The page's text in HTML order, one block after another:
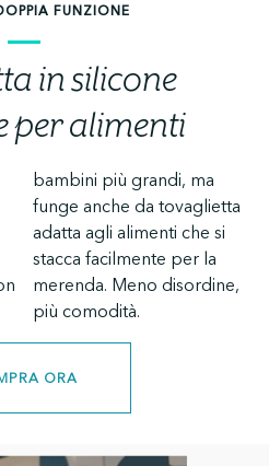
FUNZIONE
in silicone
per alimenti
più comodità.
ORA